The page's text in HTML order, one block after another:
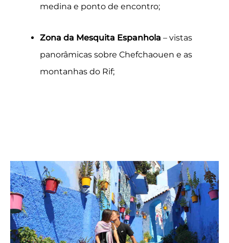
medina e ponto de encontro;
Zona da Mesquita Espanhola – vistas
panorâmicas sobre Chefchaouen e as
montanhas do Rif;